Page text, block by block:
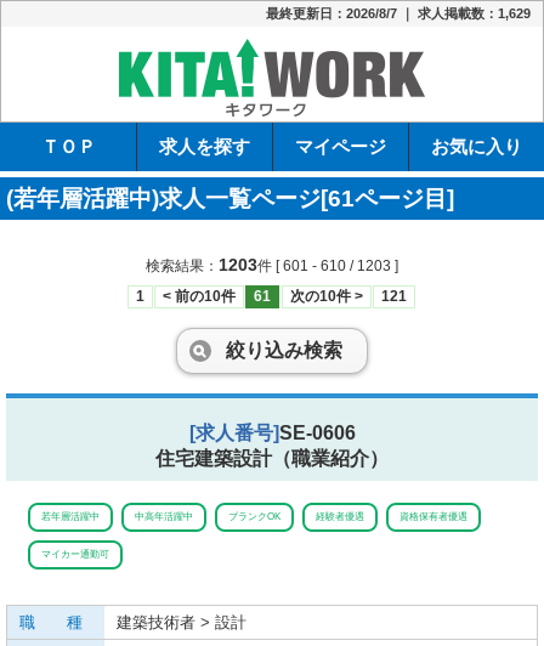
最終更新日：2026/8/7 ｜ 求人掲載数：1,629
ＴＯＰ 求人を探す マイページ お気に入り
(若年層活躍中)求人一覧ページ[61ページ目]
検索結果： 1203件 [ 601 - 610 / 1203 ]
1
< 前の10件 61 次の10件 > 121
絞り込み検索
[求人番号]SE-0606
住宅建築設計（職業紹介）
若年層活躍中 中高年活躍中 ブランクOK 経験者優遇 資格保有者優遇
マイカー通勤可
職 種 建築技術者 > 設計